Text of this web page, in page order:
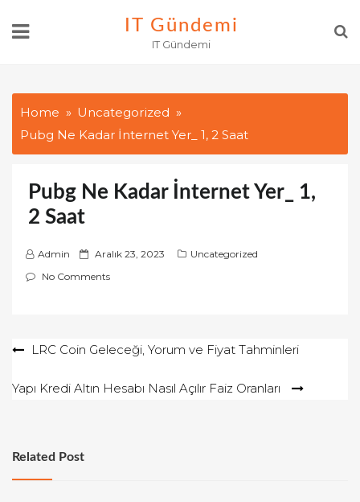
IT Gündemi
IT Gündemi
Home
Uncategorized
Pubg Ne Kadar İnternet Yer_ 1, 2 Saat
Pubg Ne Kadar İnternet Yer_ 1,
2 Saat
Admin
P
o
d
n
Aralık 23, 2023
Uncategorized
No Comments
YazıLRC Coin Geleceği, Yorum ve Fiyat Tahminleri
Yapı Kredi Altın Hesabı Nasıl Açılır Faiz Oranları
Related Post